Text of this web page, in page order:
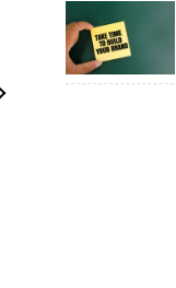
スパシオが描く、新しい
日本のラグジュアリー
（前編）